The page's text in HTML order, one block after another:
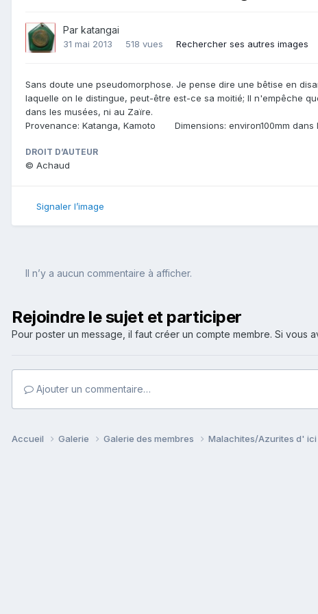
Par katangai
31 mai 2013 518 vues Rechercher ses autres images
Sans doute une pseudomorphose. Je pense dire une bêtise en
laquelle on le distingue, peut-être est-ce sa moitié; Il n'empêche
dans les musées, ni au Zaïre.
Provenance: Katanga, Kamoto Dimensions: environ100mm dans
DROIT D’AUTEUR
© Achaud
Signaler l’image
Il n’y a aucun commentaire à afficher.
Rejoindre le sujet et participer
Pour poster un message, il faut créer un compte membre. Si vous
Ajouter un commentaire…
Accueil Galerie Galerie des membres Malachites/Azurites d'